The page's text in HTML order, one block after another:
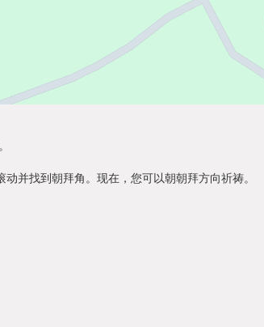
并找到朝拜角。现在，您可以朝朝拜方向祈祷。